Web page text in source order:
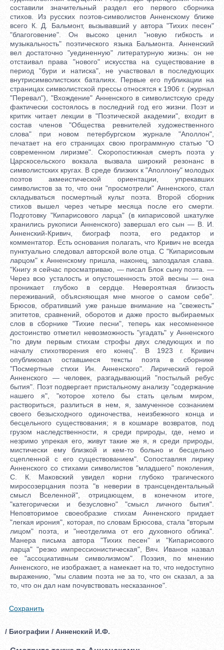
составили значительный раздел его первого сборника
стихов. Из русских поэтов-символистов Анненскому ближе
всего К. Д. Бальмонт, вызывавший у автора "Тихих песен"
"благоговение". Он высоко ценил "новую гибкость и
музыкальность" поэтического языка Бальмонта. Анненский
вел достаточно "уединенную" литературную жизнь: он не
отстаивал права "нового" искусства на существование в
период "бури и натиска", не участвовал в последующих
внутрисимволистских баталиях. Первые его публикации на
страницах символистской прессы относятся к 1906 г. (журнал
"Перевал"), "Вхождение" Анненского в символистскую среду
фактически состоялось в последний год его жизни. Поэт и
критик читает лекции в "Поэтической академии", входит в
состав членов "Общества ревнителей художественного
слова" при новом петербургском журнале "Аполлон",
печатает на его страницах свою программную статью "О
современном лиризме". Скоропостижная смерть поэта у
Царскосельского вокзала вызвала широкий резонанс в
символистских кругах. В среде близких к "Аполлону" молодых
поэтов акмеистической ориентации, упрекавших
символистов за то, что они "просмотрели" Анненского, стал
складываться посмертный культ поэта. Второй сборник
стихов вышел через четыре месяца после его смерти.
Подготовку "Кипарисового ларца" (в кипарисовой шкатулке
хранились рукописи Анненского) завершал его сын — В. И.
Анненский-Кривич, биограф поэта, его редактор и
комментатор. Есть основания полагать, что Кривич не всегда
пунктуально следовал авторской воле отца. С "Кипарисовым
ларцом" к Анненскому пришла, наконец, запоздалая слава.
"Книгу я сейчас просматриваю, — писал Блок сыну поэта. —
Через всю усталость и опустошенность этой весны — она
проникает глубоко в сердце. Невероятная близость
переживаний, объясняющая мне многое о самом себе".
Брюсов, обративший уже раньше внимание на "свежесть"
эпитетов, сравнений, оборотов и даже просто выбираемых
слов в сборнике "Тихие песни", теперь как несомненное
достоинство отметил невозможность "угадать" у Анненского
"по двум первым стихам строфы двух следующих и по
началу стихотворения его конец". В 1923 г. Кривич
опубликовал оставшиеся тексты поэта в сборнике
"Посмертные стихи Ин. Анненского". Лирический герой
Анненского — человек, разгадывающий "постылый ребус
бытия". Поэт подвергает пристальному анализу "содержание
нашего я", "которое хотело бы стать целым миром,
раствориться, разлиться в нем, я, замученное сознанием
своего безысходного одиночества, неизбежного конца и
бесцельного существования; я в кошмаре возвратов, под
грузом наследственности, я среди природы, где, немо и
незримо упрекая его, живут такие же я, я среди природы,
мистически ему близкой и кем-то больно и бесцельно
сцепленной с его существованием". Сопоставляя лирику
Анненского со стихами символистов "младшего" поколения,
С. К. Маковский увидел корни глубоко трагического
миросозерцания поэта "в неверии в трансцендентальный
смысл Вселенной", отрицающем, в конечном итоге,
"категорически и безусловно" "смысл личного бытия".
Неповторимое своеобразие стихам Анненского придает
"легкая ирония", которая, по словам Брюсова, стала "вторым
лицом" поэта, и "неотделима от его духовного облика".
Манера письма автора "Тихих песен" и "Кипарисового
ларца" "резко импрессионистическая", Вяч. Иванов назвал
ее "ассоциативным символизмом". Поэзия, по мнению
Анненского, не изображает, а намекает на то, что недоступно
выражению, "мы славим поэта не за то, что он сказал, а за
то, что он дал нам почувствовать несказанное".
Сохранить
/ Биографии / Анненский И.Ф.